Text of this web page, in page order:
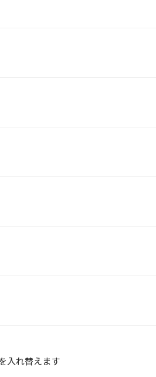
入れ替えます